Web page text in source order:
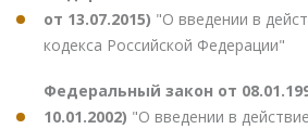
от 13.07.2015) "О введении в
кодекса Российской Федерации"
Федеральный закон от
10.01.2002) "О введении в